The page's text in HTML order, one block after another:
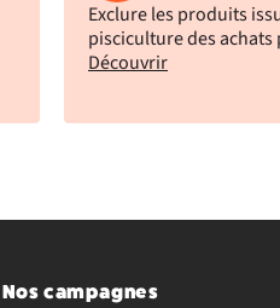
Exclure les produits
pisciculture des achats
Découvrir
Nos campagnes